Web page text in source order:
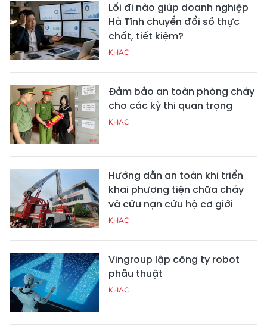
Lối đi nào giúp doanh nghiệp
Hà Tĩnh chuyển đổi số thực
chất, tiết kiệm?
KHAC
Đảm bảo an toàn phòng cháy
cho các kỳ thi quan trọng
KHAC
Hướng dẫn an toàn khi triển
khai phương tiện chữa cháy
và cứu nạn cứu hộ cơ giới
KHAC
Vingroup lập công ty robot
phẫu thuật
KHAC